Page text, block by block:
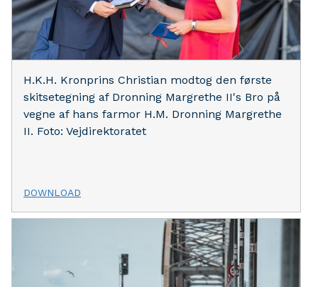
H.K.H. Kronprins Christian modtog den første
skitsetegning af Dronning Margrethe II's Bro på
vegne af hans farmor H.M. Dronning Margrethe
II. Foto: Vejdirektoratet
DOWNLOAD